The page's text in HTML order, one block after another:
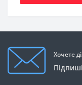
Хочете